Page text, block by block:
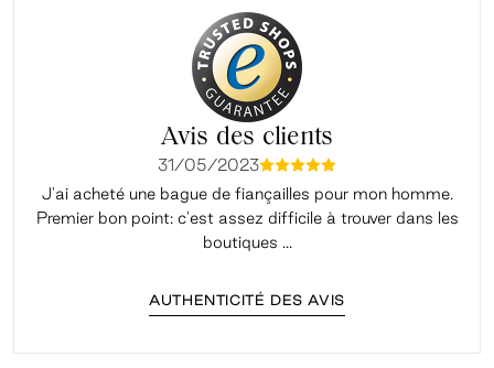
Avis des clients
31/05/2023mmmmm
J'ai acheté une bague de fiançailles pour mon homme.
Premier bon point: c'est assez difficile à trouver dans les
boutiques ...
AUTHENTICITÉ DES AVIS